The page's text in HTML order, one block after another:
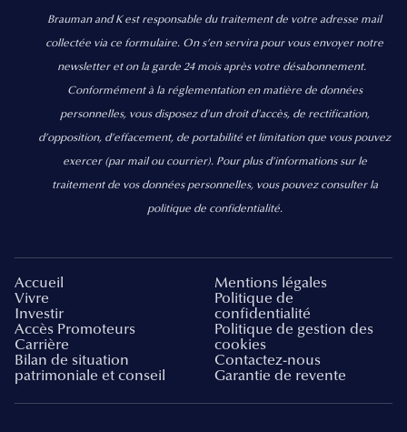
Brauman and K est responsable du traitement de votre adresse mail
collectée via ce formulaire. On s’en servira pour vous envoyer notre
newsletter et on la garde 24 mois après votre désabonnement.
Conformément à la réglementation en matière de données
personnelles, vous disposez d'un droit d'accès, de rectification,
d’opposition, d’effacement, de portabilité et limitation que vous pouvez
exercer (par mail ou courrier). Pour plus d’informations sur le
traitement de vos données personnelles, vous pouvez consulter la
politique de confidentialité.
Accueil
Vivre
Investir
Accès Promoteurs
Carrière
Bilan de situation
patrimoniale et conseil
Mentions légales
Politique de
confidentialité
Politique de gestion des
cookies
Contactez-nous
Garantie de revente